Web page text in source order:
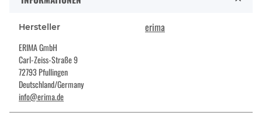
Hersteller erima
ERIMA GmbH
Carl-Zeiss-Straße 9
72793 Pfullingen
Deutschland/Germany
info@erima.de